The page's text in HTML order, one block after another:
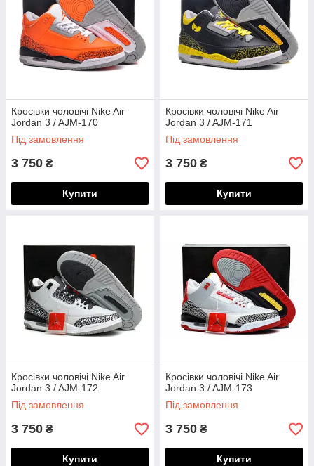
Кросівки чоловічі Nike Air
Jordan 3 / AJM-170
Під замовлення
3 750 ₴
Купити
Кросівки чоловічі Nike Air
Jordan 3 / AJM-171
Під замовлення
3 750 ₴
Купити
Кросівки чоловічі Nike Air
Jordan 3 / AJM-172
Під замовлення
3 750 ₴
Купити
Кросівки чоловічі Nike Air
Jordan 3 / AJM-173
Під замовлення
3 750 ₴
Купити